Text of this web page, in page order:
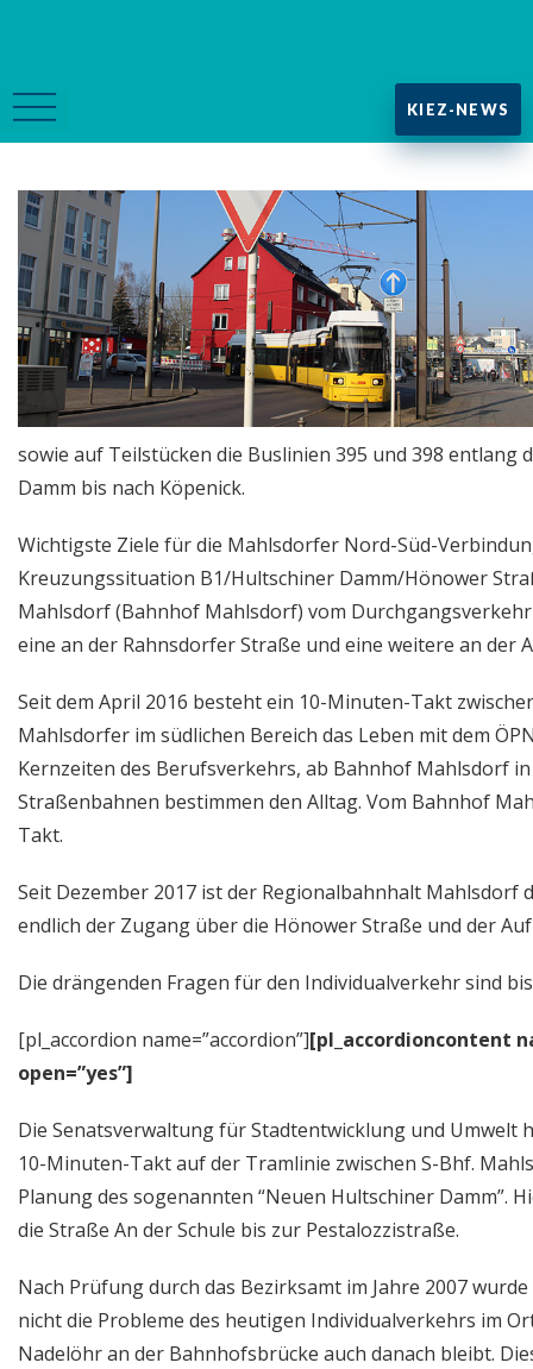
KIEZ-NEWS
sowie auf Teilstücken die Buslinien 395 und 398
Damm bis nach Köpenick.
Wichtigste Ziele für die Mahlsdorfer Nord-Süd-
Kreuzungssituation B1/Hultschiner Damm/Hönower
Mahlsdorf (Bahnhof Mahlsdorf) vom
eine an der Rahnsdorfer Straße und eine weitere an der
Seit dem April 2016 besteht ein 10-Minuten-Takt
Mahlsdorfer im südlichen Bereich das Leben mit dem
Kernzeiten des Berufsverkehrs, ab Bahnhof Mahlsdorf
Straßenbahnen bestimmen den Alltag. Vom Bahnhof
Takt.
Seit Dezember 2017 ist der Regionalbahnhalt Mahlsdorf
endlich der Zugang über die Hönower Straße und der
Die drängenden Fragen für den Individualverkehr sind
[pl_accordion name=”accordion”][pl_accordioncontent
open=”yes”]
Die Senatsverwaltung für Stadtentwicklung und Umwelt
10-Minuten-Takt auf der Tramlinie zwischen S-Bhf.
Planung des sogenannten “Neuen Hultschiner Damm”.
die Straße An der Schule bis zur Pestalozzistraße.
Nach Prüfung durch das Bezirksamt im Jahre 2007
nicht die Probleme des heutigen Individualverkehrs im
Nadelöhr an der Bahnhofsbrücke auch danach bleibt.